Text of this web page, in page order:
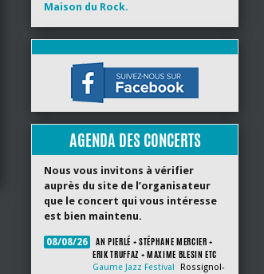
Maison du Rock.
AGENDA DES CONCERTS
Nous vous invitons à vérifier
auprès du site de l’organisateur
que le concert qui vous intéresse
est bien maintenu.
08/08/26
AN PIERLÉ + STÉPHANE MERCIER +
ERIK TRUFFAZ + MAXIME BLESIN ETC
Gaume Jazz Festival
Rossignol-